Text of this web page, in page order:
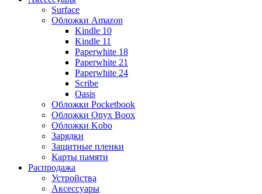
Surface
Обложки Amazon
Kindle 10
Kindle 11
Paperwhite 18
Paperwhite 21
Paperwhite 24
Scribe
Oasis
Обложки Pocketbook
Обложки Onyx Boox
Обложки Kobo
Зарядки
Защитные пленки
Карты памяти
Распродажа
Устройства
Аксессуары